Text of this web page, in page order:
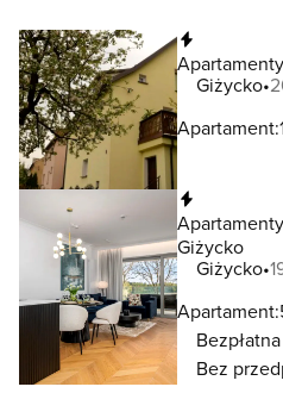
Giżycko
Apartament:
Giżycko
Giżycko
Apartament:
Bez